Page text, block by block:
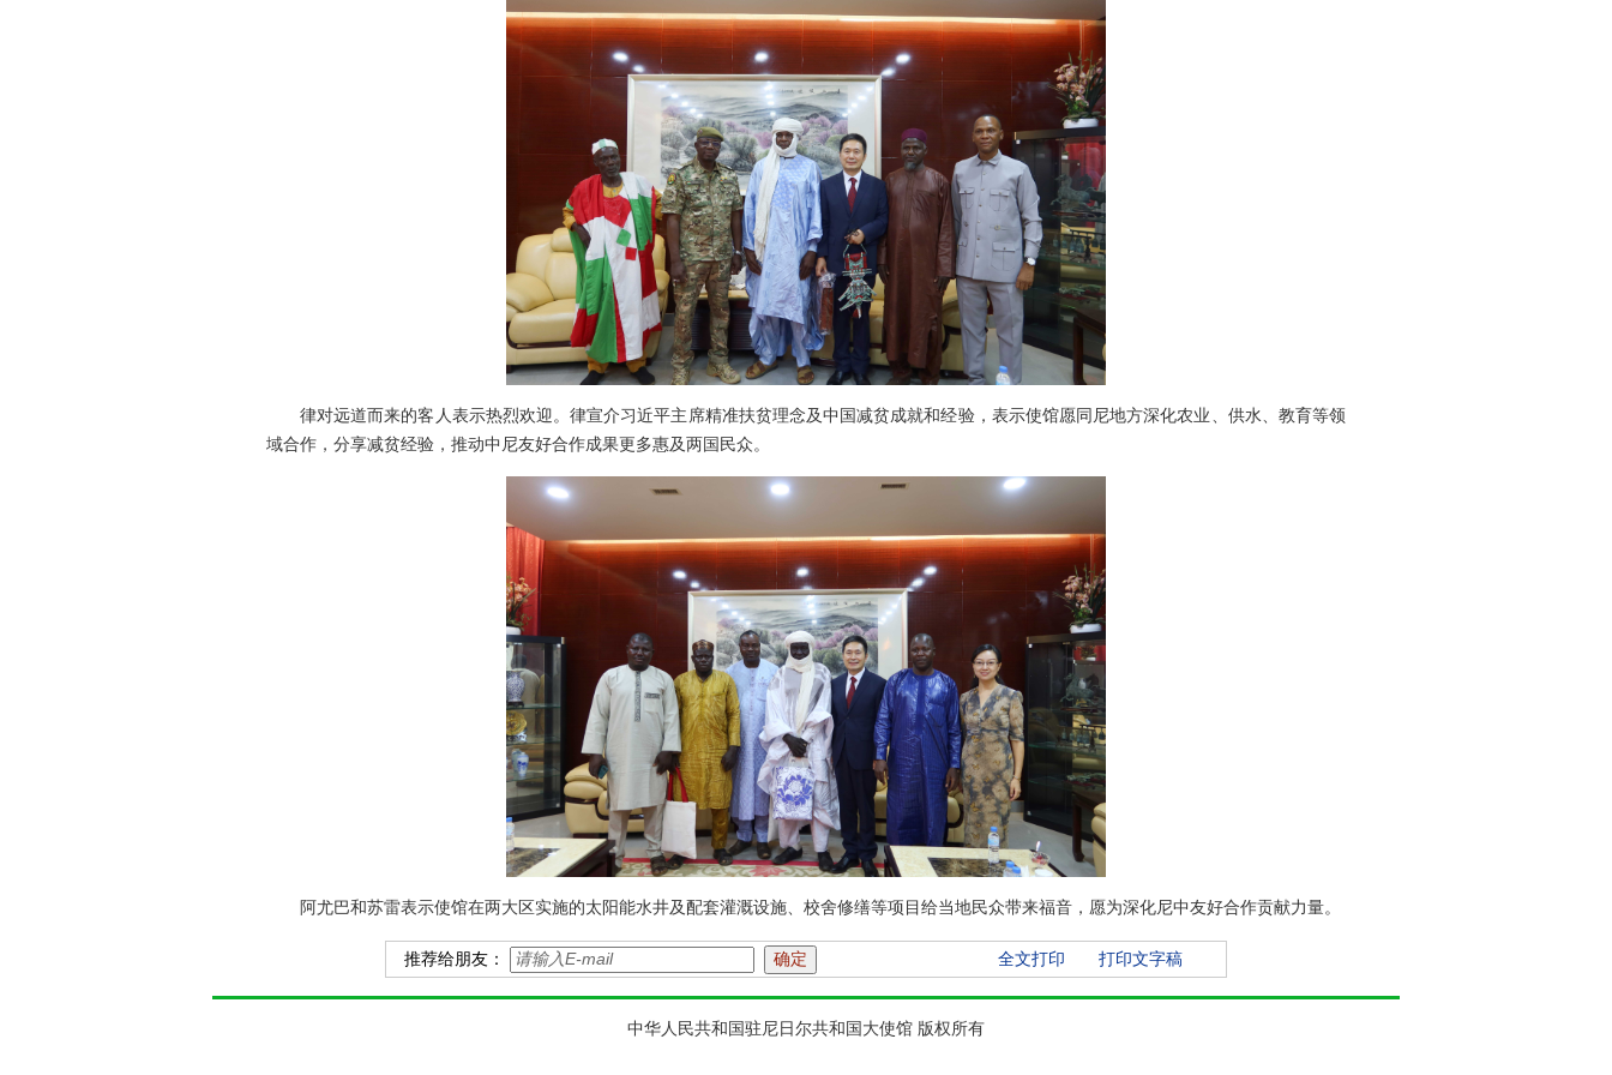
律对远道而来的客人表示热烈欢迎。律宣介习近平主席精准扶贫理念及中国减贫成就和经验，表示使馆愿同尼地方深化农业、供水、教育等领
域合作，分享减贫经验，推动中尼友好合作成果更多惠及两国民众。
阿尤巴和苏雷表示使馆在两大区实施的太阳能水井及配套灌溉设施、校舍修缮等项目给当地民众带来福音，愿为深化尼中友好合作贡献力量。
推荐给朋友： 全文打印 打印文字稿
中华人民共和国驻尼日尔共和国大使馆 版权所有